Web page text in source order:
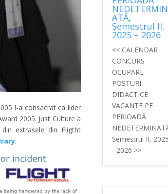
l-a consacrat ca lider
2005. Just Culture a
extrasele din Fligtht
.
NEDETERMIN
ATĂ,
Semestrul II,
2025 – 2026
<< CALENDAR
CONCURS
OCUPARE
POSTURI
DIDACTICE
VACANTE PE
PERIOADĂ
Semestrul II,
- 2026 >>